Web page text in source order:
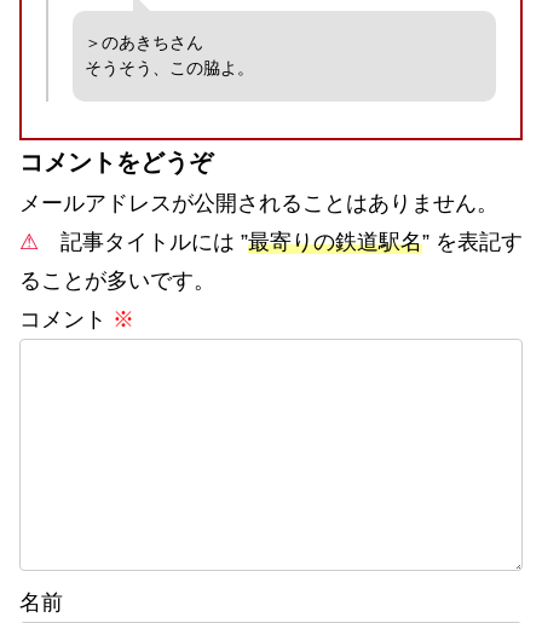
＞のあきちさん
そうそう、この脇よ。
コメントをどうぞ
メールアドレスが公開されることはありません。
⚠ 記事タイトルには ”最寄りの鉄道駅名” を表記す
ることが多いです。
コメント ※
名前